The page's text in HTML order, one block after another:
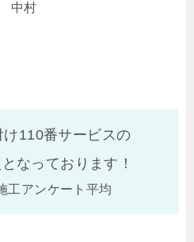
中村
110番サービスの
なっております！
工アンケート平均